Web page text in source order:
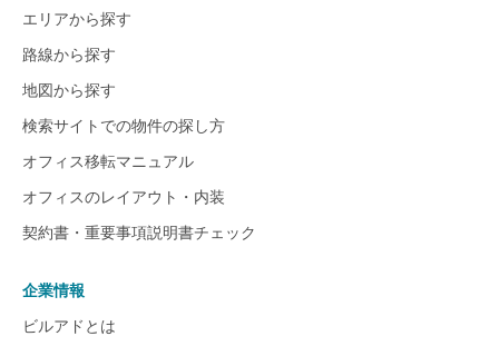
エリアから探す
路線から探す
地図から探す
検索サイトでの物件の探し方
オフィス移転マニュアル
オフィスのレイアウト・内装
契約書・重要事項説明書チェック
企業情報
ビルアドとは